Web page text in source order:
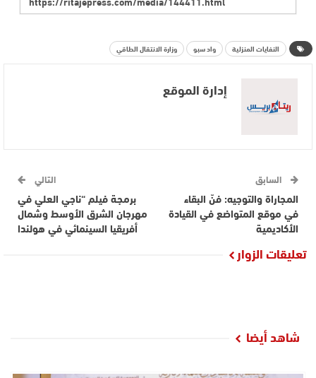
النفايات المنزلية واد سبو وزارة الانتقال الطاقي
إدارة الموقع
السابق
المجاراة والتوجيه: فنّ البقاء
في موقع المتواضع في القيادة
الأكاديمية
التالي
برمجة فيلم “ناجي العلي في
مهرجان الشرق الأوسط وشمال
أفريقيا السينمائي في هولندا
تعليقات الزوار
شاهد أيضا